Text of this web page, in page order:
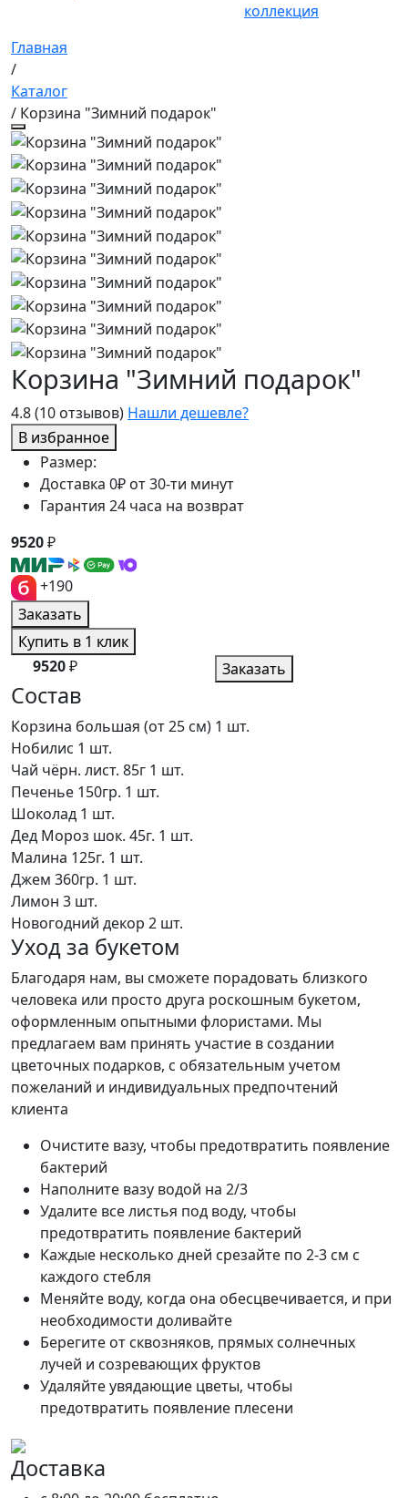
коллекция
Главная
/
Каталог
/ Корзина "Зимний подарок"
4.8(10 отзывов) Нашли дешевле?
В избранное
Корзина "Зимний подарок"
Размер:
Доставка 0₽ от 30-ти минут
Гарантия 24 часа на возврат
9520₽
+190
Заказать
Купить в 1 клик
9520₽ Заказать
Состав
Корзина большая (от 25 см) 1 шт.
Нобилис 1 шт.
Чай чёрн. лист. 85г 1 шт.
Печенье 150гр. 1 шт.
Шоколад 1 шт.
Дед Мороз шок. 45г. 1 шт.
Малина 125г. 1 шт.
Джем 360гр. 1 шт.
Лимон 3 шт.
Новогодний декор 2 шт.
Уход за букетом
Благодаря нам, вы сможете порадовать близкого
человека или просто друга роскошным букетом,
оформленным опытными флористами. Мы
предлагаем вам принять участие в создании
цветочных подарков, с обязательным учетом
пожеланий и индивидуальных предпочтений
клиента
Очистите вазу, чтобы предотвратить появление
бактерий
Наполните вазу водой на 2/3
Удалите все листья под воду, чтобы
предотвратить появление бактерий
Каждые несколько дней срезайте по 2-3 см с
каждого стебля
Меняйте воду, когда она обесцвечивается, и при
необходимости доливайте
Берегите от сквозняков, прямых солнечных
лучей и созревающих фруктов
Удаляйте увядающие цветы, чтобы
предотвратить появление плесени
Доставка